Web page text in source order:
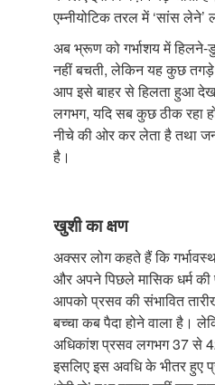
एम्नीयोटिक तरल में ‘सांस लेने’
अब भ्रूण को गर्भाशय में
नहीं बचती, लेकिन यह कुछ
आप इसे बाहर से हिलता हुआ
लगभग, यदि सब कुछ ठीक रहा
नीचे की ओर कर लेता है तथा
है।
खुशी का क्षण
अक्सर लोग कहते हैं कि
और अपने पिछले मासिक धर्म
आपको प्रसव की संभावित
बच्चा कब पैदा होने वाला है।
अधिकांश प्रसव लगभग 37 से
इसलिए इस अवधि के भीतर हुए